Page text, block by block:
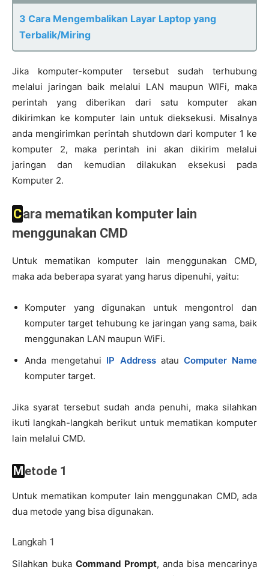
3 Cara Mengembalikan Layar Laptop yang
Terbalik/Miring
Jika komputer-komputer tersebut sudah terhubung
melalui jaringan baik melalui LAN maupun WIFi, maka
perintah yang diberikan dari satu komputer akan
dikirimkan ke komputer lain untuk dieksekusi. Misalnya
anda mengirimkan perintah shutdown dari komputer 1 ke
komputer 2, maka perintah ini akan dikirim melalui
jaringan dan kemudian dilakukan eksekusi pada
Komputer 2.
Cara mematikan komputer lain
menggunakan CMD
Untuk mematikan komputer lain menggunakan CMD,
maka ada beberapa syarat yang harus dipenuhi, yaitu:
Komputer yang digunakan untuk mengontrol dan
komputer target tehubung ke jaringan yang sama, baik
menggunakan LAN maupun WiFi.
Anda mengetahui IP Addressatau Computer Name
komputer target.
Jika syarat tersebut sudah anda penuhi, maka silahkan
ikuti langkah-langkah berikut untuk mematikan komputer
lain melalui CMD.
Metode 1
Untuk mematikan komputer lain menggunakan CMD, ada
dua metode yang bisa digunakan.
Langkah 1
Silahkan buka Command Prompt, anda bisa mencarinya